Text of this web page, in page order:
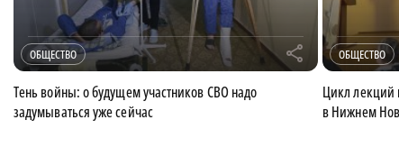
ОБЩЕСТВО r
Тень войны: о будущем участников СВО надо
задумываться уже сейчас
ОБЩЕСТВО
Цикл лекций
в Нижнем